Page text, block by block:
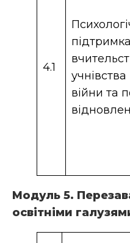
4.1
підтримка
війни та
Модуль 5.
освітніми